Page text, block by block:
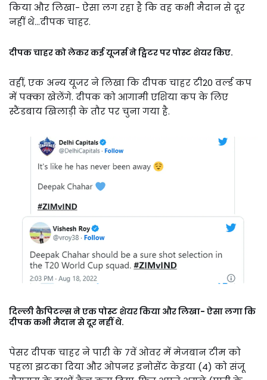
किया और लिखा- ऐसा लग रहा है कि वह कभी मैदान से दूर
नहीं थे…दीपक चाहर.
दीपक चाहर को लेकर कई यूजर्स ने ट्विटर पर पोस्ट शेयर किए.
वहीं, एक अन्य यूजर ने लिखा कि दीपक चाहर टी20 वर्ल्ड कप
में पक्का खेलेंगे. दीपक को आगामी एशिया कप के लिए
स्टैंडबाय खिलाड़ी के तौर पर चुना गया है.
दिल्ली कैपिटल्स ने एक पोस्ट शेयर किया और लिखा- ऐसा लगा कि
दीपक कभी मैदान से दूर नहीं थे.
पेसर दीपक चाहर ने पारी के 7वें ओवर में मेजबान टीम को
पहला झटका दिया और ओपनर इनोसेंट केइया (4) को संजू